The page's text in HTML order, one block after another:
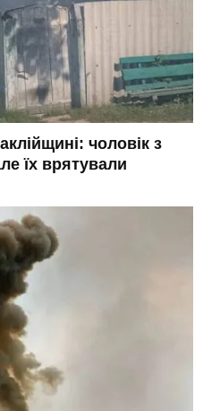
чоловік з
їх врятували